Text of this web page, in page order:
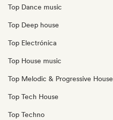
Top Dance music
Top Deep house
Top Electrónica
Top House music
Top Melodic & Progressive House
Top Tech House
Top Techno